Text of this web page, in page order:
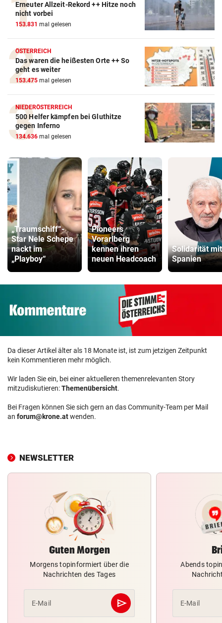
Erneuter Allzeit-Rekord ++ Hitze noch
nicht vorbei
153.831 mal gelesen
ÖSTERREICH
Das waren die heißesten Orte ++ So
geht es weiter
153.475 mal gelesen
NIEDERÖSTERREICH
500 Helfer kämpfen bei Gluthitze
gegen Inferno
134.636 mal gelesen
„Traumschiff“-
Star Nele Schepe
nackt im
„Playboy“
Pioneers
Vorarlberg
kennen ihren
neuen Headcoach
Solidarität mit
Spanien
Da dieser Artikel älter als 18 Monate ist, ist zum jetzigen Zeitpunkt
kein Kommentieren mehr möglich.
Wir laden Sie ein, bei einer aktuelleren themenrelevanten Story
mitzudiskutieren:Themenübersicht.
Bei Fragen können Sie sich gern an das Community-Team per Mail
an forum@krone.atwenden.
NEWSLETTER
Guten Morgen
Morgens topinformiert über die
Nachrichten des Tages
E-Mail send
Abschicken
Abends
E-Mail